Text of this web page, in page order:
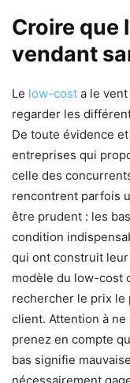
Croire que
vendant
Le low-cost a le
regarder les
De toute évidence
entreprises qui
celle des
rencontrent parfois
être prudent : les
condition
qui ont construit
modèle du low-cost
rechercher le prix le
client. Attention à
prenez en compte
bas signifie